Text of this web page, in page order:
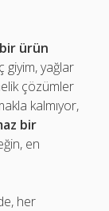
ürün
giyim, yağlar
çözümler
kalmıyor,
bir
en
her